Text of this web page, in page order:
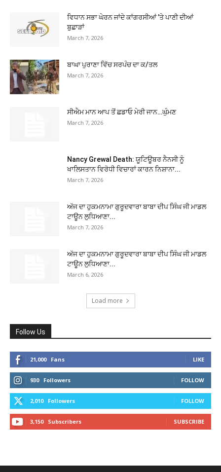
ਵਿਧਾਨ ਸਭਾ ਘੇਰਨ ਜਾਂਦੇ ਕਾਂਗਰਸੀਆਂ ’ਤੇ ਪਾਣੀ ਦੀਆਂ
ਬੁਛਾੜਾਂ
March 7, 2026
ਬਾਘਾ ਪੁਰਾਣਾ ਵਿੱਚ ਸਰਪੰਚ ਦਾ ਕ/ਤਲ
March 7, 2026
ਸੀਐਮ ਮਾਨ ਆਪ ਤੋਂ ਛਡਾਓ ਮੇਰੀ ਜਾਨ…ਘੁੰਮਣ
March 7, 2026
Nancy Grewal Death: ਯੂਟਿਊਬਰ ਨੈਨਸੀ ਨੂੰ
ਖਾਲਿਸਤਾਨ ਵਿਰੋਧੀ ਵਿਚਾਰਾਂ ਕਾਰਨ ਨਿਸ਼ਾਨਾ...
March 7, 2026
ਅੱਜ ਦਾ ਹੁਕਮਨਾਮਾ ਗੁਰੂਦਵਾਰਾ ਬਾਬਾ ਦੀਪ ਸਿੰਘ ਜੀ ਮਾਡਲ
ਟਾਊਨ ਲੁਧਿਆਣਾ...
March 7, 2026
ਅੱਜ ਦਾ ਹੁਕਮਨਾਮਾ ਗੁਰੂਦਵਾਰਾ ਬਾਬਾ ਦੀਪ ਸਿੰਘ ਜੀ ਮਾਡਲ
ਟਾਊਨ ਲੁਧਿਆਣਾ...
March 6, 2026
Load more
Follow Us
21,000 Fans LIKE
930 Followers FOLLOW
2,010 Followers FOLLOW
3,150 Subscribers SUBSCRIBE